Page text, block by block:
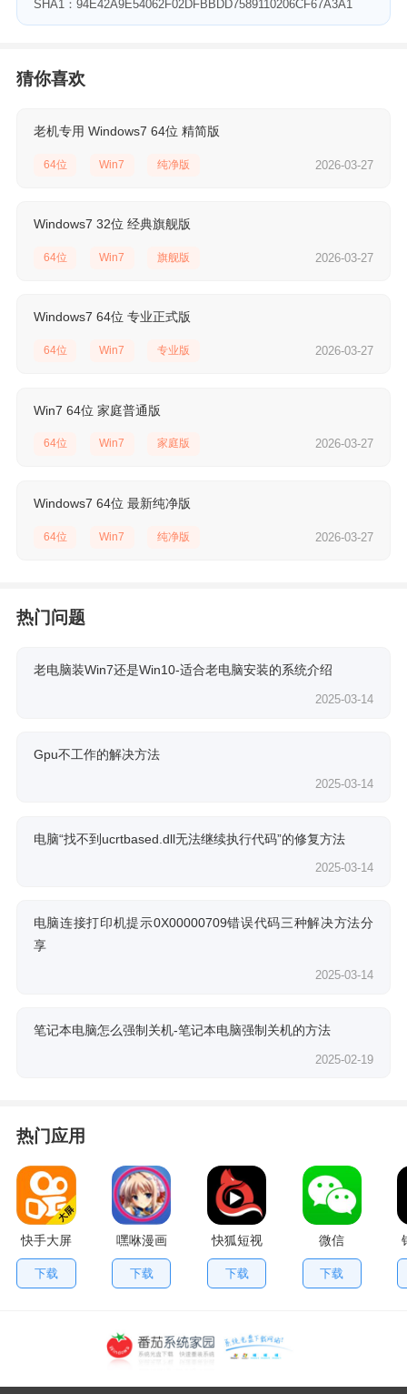
SHA1：94E42A9E54062F02DFBBDD7589110206CF67A3A1
猜你喜欢
老机专用 Windows7 64位 精简版
64位 Win7 纯净版 2026-03-27
Windows7 32位 经典旗舰版
64位 Win7 旗舰版 2026-03-27
Windows7 64位 专业正式版
64位 Win7 专业版 2026-03-27
Win7 64位 家庭普通版
64位 Win7 家庭版 2026-03-27
Windows7 64位 最新纯净版
64位 Win7 纯净版 2026-03-27
热门问题
老电脑装Win7还是Win10-适合老电脑安装的系统介绍
2025-03-14
Gpu不工作的解决方法
2025-03-14
电脑“找不到ucrtbased.dll无法继续执行代码”的修复方法
2025-03-14
电脑连接打印机提示0X00000709错误代码三种解决方法分
享
2025-03-14
笔记本电脑怎么强制关机-笔记本电脑强制关机的方法
2025-02-19
热门应用
快手大屏
版
下载
嘿咻漫画
下载
快狐短视
频
下载
微信
下载